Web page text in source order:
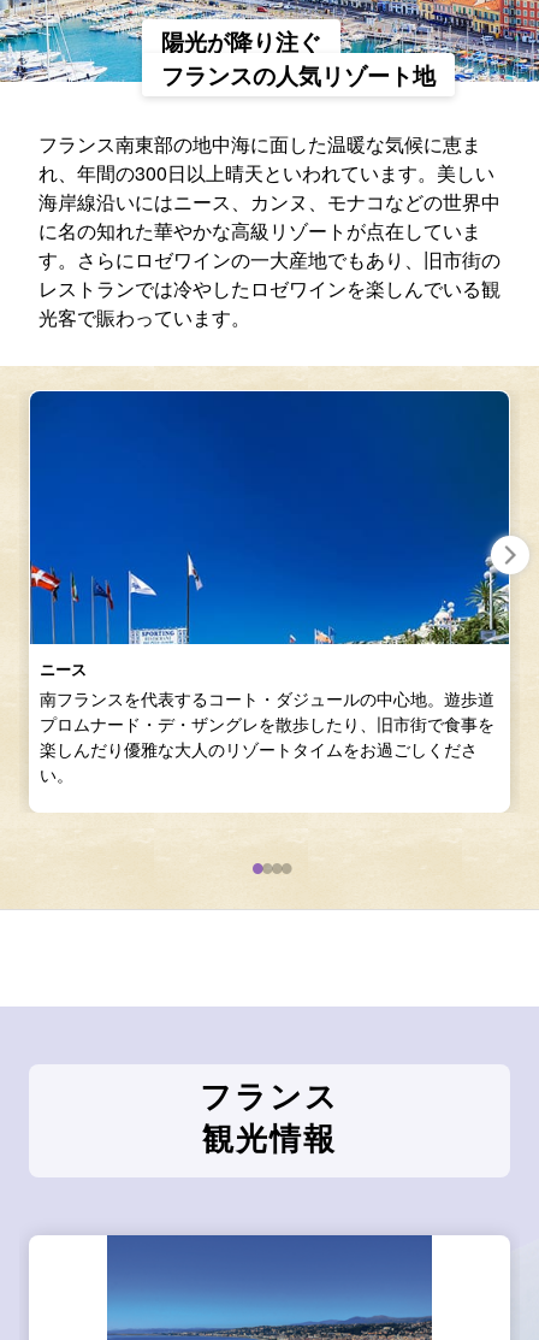
陽光が降り注ぐ
フランスの人気リゾート地
フランス南東部の地中海に面した温暖な気候に恵ま
れ、年間の300日以上晴天といわれています。美しい
海岸線沿いにはニース、カンヌ、モナコなどの世界中
に名の知れた華やかな高級リゾートが点在していま
す。さらにロゼワインの一大産地でもあり、旧市街の
レストランでは冷やしたロゼワインを楽しんでいる観
光客で賑わっています。
ニース
南フランスを代表するコート・ダジュールの中心地。遊歩道
プロムナード・デ・ザングレを散歩したり、旧市街で食事を
楽しんだり優雅な大人のリゾートタイムをお過ごしくださ
い。
フランス
観光情報